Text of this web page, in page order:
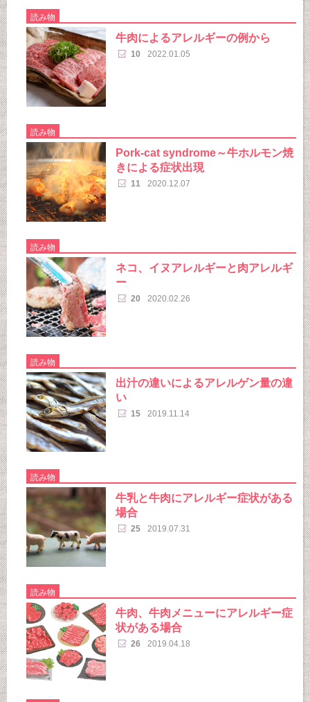
読み物
牛肉によるアレルギーの例から
10 2022.01.05
読み物
Pork-cat syndrome～牛ホルモン焼
きによる症状出現
11 2020.12.07
読み物
ネコ、イヌアレルギーと肉アレルギ
ー
20 2020.02.26
読み物
出汁の違いによるアレルゲン量の違
い
15 2019.11.14
読み物
牛乳と牛肉にアレルギー症状がある
場合
25 2019.07.31
読み物
牛肉、牛肉メニューにアレルギー症
状がある場合
26 2019.04.18